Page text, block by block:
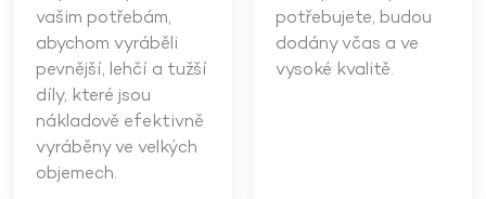
vašim potřebám,
abychom vyráběli
pevnější, lehčí a tužší
díly, které jsou
nákladově efektivně
vyráběny ve velkých
objemech.
potřebujete, budou
dodány včas a ve
vysoké kvalitě.